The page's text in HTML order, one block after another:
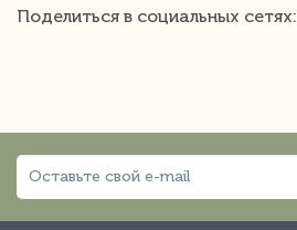
Поделиться в социальных сетях: